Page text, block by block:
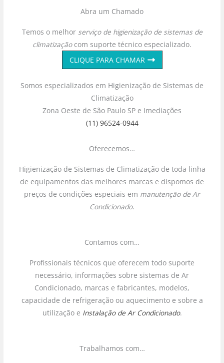
Abra um Chamado
Temos o melhor serviço de higienização de sistemas de
climatizaçãocom suporte técnico especializado.
CLIQUE PARA CHAMAR
Somos especializados em Higienização de Sistemas de
Climatização
Zona Oeste de São Paulo SP e Imediações
(11) 96524-0944
Oferecemos…
Higienização de Sistemas de Climatização de toda linha
de equipamentos das melhores marcas e dispomos de
preços de condições especiais em manutenção de Ar
Condicionado.
Contamos com…
Profissionais técnicos que oferecem todo suporte
necessário, informações sobre sistemas de Ar
Condicionado, marcas e fabricantes, modelos,
capacidade de refrigeração ou aquecimento e sobre a
utilização e Instalação de Ar Condicionado.
Trabalhamos com…